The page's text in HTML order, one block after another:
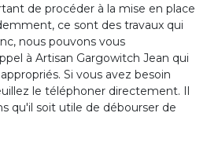
de procéder à la mise en place
ce sont des travaux qui
nous pouvons vous
à Artisan Gargowitch Jean qui
Si vous avez besoin
le téléphoner directement. Il
qu'il soit utile de débourser de